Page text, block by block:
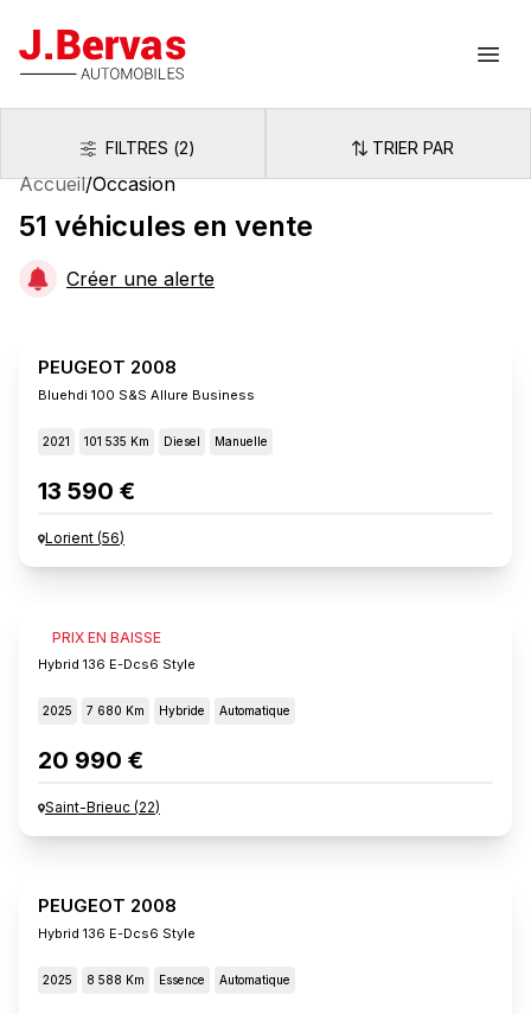
J.Bervas
FiltresFILTRES (2) Trier par
TRIER PAR
Accueil/Occasion
51 véhicules en vente
Créer une alerte
PEUGEOT 2008
Bluehdi 100 S&s Allure Business
2021 101 535 Km Diesel Manuelle
13 590 €
Lorient (56)
PRIX EN BAISSE
PEUGEOT 2008
Hybrid 136 E-Dcs6 Style
2025 7 680 Km Hybride Automatique
20 990 €
Saint-Brieuc (22)
PEUGEOT 2008
Hybrid 136 E-Dcs6 Style
2025 8 588 Km Essence Automatique